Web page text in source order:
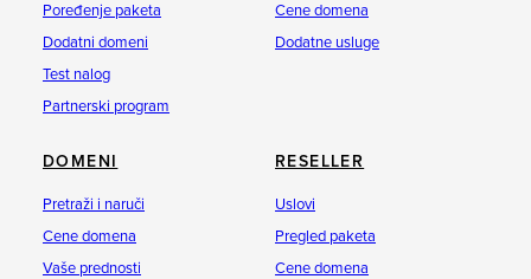
Poređenje paketa
Dodatni domeni
Test nalog
Partnerski program
Cene domena
Dodatne usluge
DOMENI
Pretraži i naruči
Cene domena
Vaše prednosti
RESELLER
Uslovi
Pregled paketa
Cene domena